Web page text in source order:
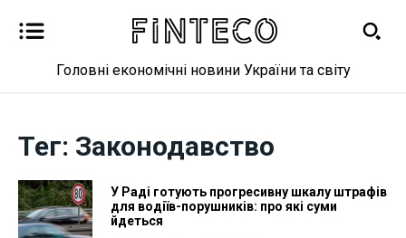
Фінанси
Фінанси
Головні економічні новини України та світу
Тег: Законодавство
У Раді готують прогресивну шкалу штрафів
для водіїв-порушників: про які суми
йдеться